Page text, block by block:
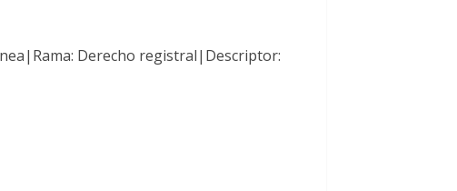
Derecho registral|Descriptor: